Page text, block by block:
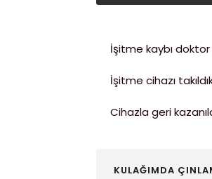
İşitme kaybı
İşitme cihazı
Cihazla geri
KULAĞIMDA